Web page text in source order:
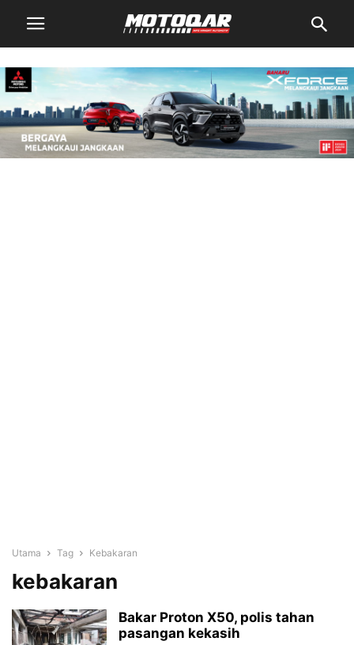
Utama Tag Kebakaran
kebakaran
Bakar Proton X50, polis tahan
pasangan kekasih